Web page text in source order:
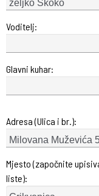
Voditelj:
Glavni kuhar:
Adresa (Ulica i br.):
Mjesto (započnite
liste):